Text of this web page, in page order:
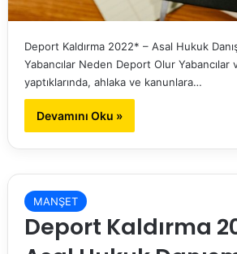
Deport Kaldırma 2022* – Asal Hukuk
Yabancılar Neden Deport Olur Yabancılar
yaptıklarında, ahlaka ve kanunlara…
Devamını Oku »
MANŞET
Deport Kaldırma